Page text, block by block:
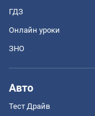
ГДЗ
Онлайн уроки
ЗНО
Авто
Тест Драйв